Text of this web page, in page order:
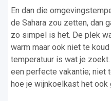
En dan die
de Sahara zou zetten, dan
zo simpel is het. De plek
warm maar ook niet te
temperatuur is wat je
een perfecte vakantie; niet
hoe je wijnkoelkast het ook